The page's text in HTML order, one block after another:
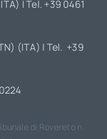
| Tel. +39 0461
(ITA) | Tel. +39
di Rovereto n.